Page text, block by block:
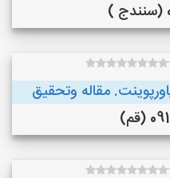
مقاله وتحقیق